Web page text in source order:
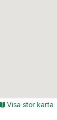
Visa stor karta